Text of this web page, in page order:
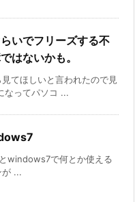
いでフリーズする不
はないかも。
てほしいと言われたので見
なってパソコ ...
windows7で何とか使える
が ...